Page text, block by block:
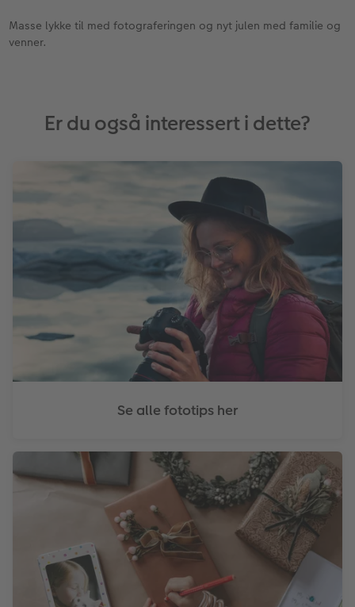
Masse lykke til med fotograferingen og nyt julen med familie og
venner.
Er du også interessert i dette?
Se alle fototips her